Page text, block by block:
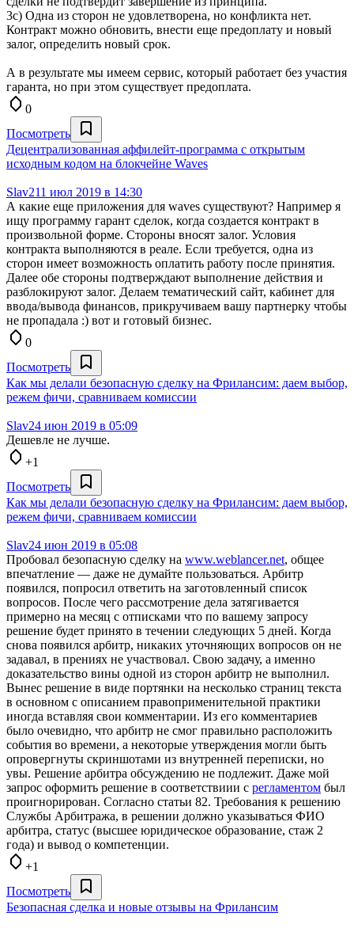
3с) Одна из сторон не удовлетворена, но конфликта нет.
Контракт можно обновить, внести еще предоплату и новый
залог, определить новый срок.
А в результате мы имеем сервис, который работает без участия
гаранта, но при этом существует предоплата.
0
Посмотреть
Децентрализованная аффилейт-программа с открытым
исходным кодом на блокчейне Waves
Slav211 июл 2019 в 14:30
А какие еще приложения для waves существуют? Например я
ищу программу гарант сделок, когда создается контракт в
произвольной форме. Стороны вносят залог. Условия
контракта выполняются в реале. Если требуется, одна из
сторон имеет возможность оплатить работу после принятия.
Далее обе стороны подтверждают выполнение действия и
разблокируют залог. Делаем тематический сайт, кабинет для
ввода/вывода финансов, прикручиваем вашу партнерку чтобы
не пропадала :) вот и готовый бизнес.
0
Посмотреть
Как мы делали безопасную сделку на Фрилансим: даем выбор,
режем фичи, сравниваем комиссии
Slav24 июн 2019 в 05:09
Дешевле не лучше.
+1
Посмотреть
Как мы делали безопасную сделку на Фрилансим: даем выбор,
режем фичи, сравниваем комиссии
Slav24 июн 2019 в 05:08
Пробовал безопасную сделку на www.weblancer.net, общее
впечатление — даже не думайте пользоваться. Арбитр
появился, попросил ответить на заготовленный список
вопросов. После чего рассмотрение дела затягивается
примерно на месяц с отписками что по вашему запросу
решение будет принято в течении следующих 5 дней. Когда
снова появился арбитр, никаких уточняющих вопросов он не
задавал, в прениях не участвовал. Свою задачу, а именно
доказательство вины одной из сторон арбитр не выполнил.
Вынес решение в виде портянки на несколько страниц текста
в основном с описанием правоприменительной практики
иногда вставляя свои комментарии. Из его комментариев
было очевидно, что арбитр не смог правильно расположить
события во времени, а некоторые утверждения могли быть
опровергнуты скриншотами из внутренней переписки, но
увы. Решение арбитра обсуждению не подлежит. Даже мой
запрос оформить решение в соответствиии с регламентом был
проигнорирован. Согласно статьи 82. Требования к решению
Службы Арбитража, в решении должно указываться ФИО
арбитра, статус (высшее юридическое образование, стаж 2
года) и вывод о компетенции.
+1
Посмотреть
Безопасная сделка и новые отзывы на Фрилансим